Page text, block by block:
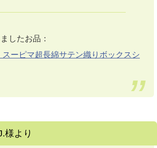
したお品：
ーピマ超長綿サテン織りボックスシ
様より